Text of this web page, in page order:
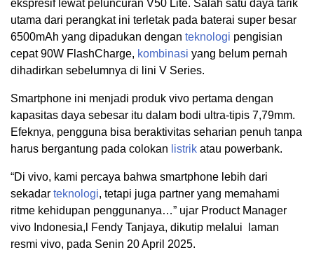
ekspresif lewat peluncuran V50 Lite. Salah satu daya tarik
utama dari perangkat ini terletak pada baterai super besar
6500mAh yang dipadukan dengan teknologi pengisian
cepat 90W FlashCharge, kombinasi yang belum pernah
dihadirkan sebelumnya di lini V Series.
Smartphone ini menjadi produk vivo pertama dengan
kapasitas daya sebesar itu dalam bodi ultra-tipis 7,79mm.
Efeknya, pengguna bisa beraktivitas seharian penuh tanpa
harus bergantung pada colokan listrik atau powerbank.
“Di vivo, kami percaya bahwa smartphone lebih dari
sekadar teknologi, tetapi juga partner yang memahami
ritme kehidupan penggunanya…” ujar Product Manager
vivo Indonesia,l Fendy Tanjaya, dikutip melalui laman
resmi vivo, pada Senin 20 April 2025.